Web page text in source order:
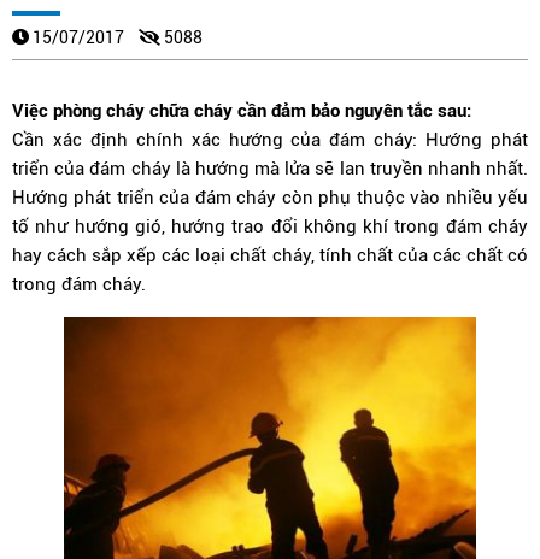
15/07/2017 5088
Việc phòng cháy chữa cháy cần đảm bảo nguyên tắc sau:
Cần xác định chính xác hướng của đám cháy: Hướng phát
triển của đám cháy là hướng mà lửa sẽ lan truyền nhanh nhất.
Hướng phát triển của đám cháy còn phụ thuộc vào nhiều yếu
tố như hướng gió, hướng trao đổi không khí trong đám cháy
hay cách sắp xếp các loại chất cháy, tính chất của các chất có
trong đám cháy.